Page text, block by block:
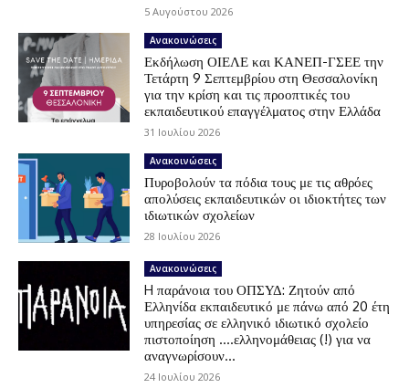
5 Αυγούστου 2026
Ανακοινώσεις
Εκδήλωση ΟΙΕΛΕ και ΚΑΝΕΠ-ΓΣΕΕ την
Τετάρτη 9 Σεπτεμβρίου στη Θεσσαλονίκη
για την κρίση και τις προοπτικές του
εκπαιδευτικού επαγγέλματος στην Ελλάδα
31 Ιουλίου 2026
Ανακοινώσεις
Πυροβολούν τα πόδια τους με τις αθρόες
απολύσεις εκπαιδευτικών οι ιδιοκτήτες των
ιδιωτικών σχολείων
28 Ιουλίου 2026
Ανακοινώσεις
H παράνοια του ΟΠΣΥΔ: Ζητούν από
Ελληνίδα εκπαιδευτικό με πάνω από 20 έτη
υπηρεσίας σε ελληνικό ιδιωτικό σχολείο
πιστοποίηση ….ελληνομάθειας (!) για να
αναγνωρίσουν...
24 Ιουλίου 2026